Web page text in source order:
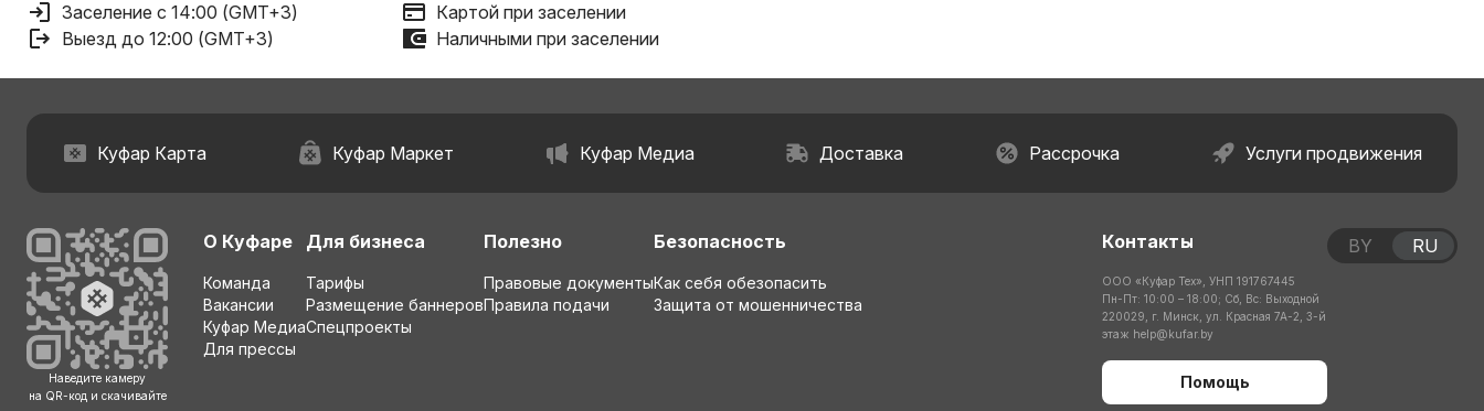
Заселение с 14:00 (GMT+3)
Выезд до 12:00 (GMT+3)
Картой при заселении
Наличными при заселении
Куфар Карта Куфар Маркет Куфар Медиа Доставка Рассрочка Услуги продвижения
Наведите камеру
на QR-код и скачивайте
О Куфаре
Команда
Вакансии
Куфар Медиа
Для прессы
Для бизнеса
Тарифы
Размещение баннеров
Спецпроекты
Полезно
Правовые документы
Правила подачи
Безопасность
Как себя обезопасить
Защита от мошенничества
Контакты
ООО «Куфар Тех», УНП 191767445
Пн-Пт: 10:00 – 18:00; Сб, Вс: Выходной
220029, г. Минск, ул. Красная 7А-2, 3-й
этаж help@kufar.by
Помощь
BY RU